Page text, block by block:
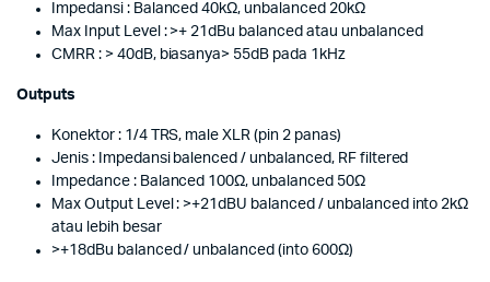
Impedansi : Balanced 40kΩ, unbalanced 20kΩ
Max Input Level : >+ 21dBu balanced atau unbalanced
CMRR : > 40dB, biasanya> 55dB pada 1kHz
Outputs
Konektor : 1/4 TRS, male XLR (pin 2 panas)
Jenis : Impedansi balenced / unbalanced, RF filtered
Impedance : Balanced 100Ω, unbalanced 50Ω
Max Output Level : >+21dBU balanced / unbalanced into 2kΩ
atau lebih besar
>+18dBu balanced / unbalanced (into 600Ω)